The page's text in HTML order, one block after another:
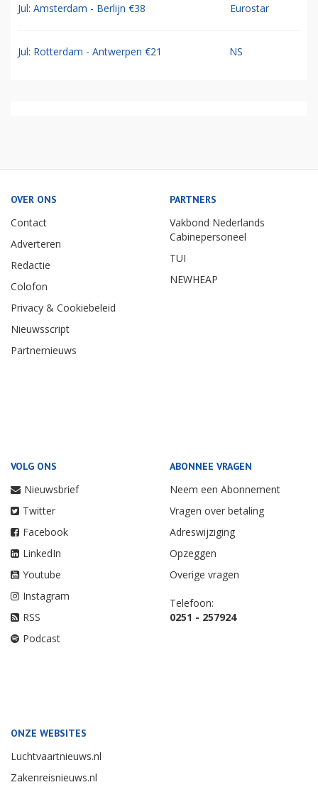
Jul: Amsterdam - Berlijn €38 Eurostar
Jul: Rotterdam - Antwerpen €21 NS
OVER ONS
Contact
Adverteren
Redactie
Colofon
Privacy & Cookiebeleid
Nieuwsscript
Partnernieuws
PARTNERS
Vakbond Nederlands
Cabinepersoneel
TUI
NEWHEAP
VOLG ONS
Nieuwsbrief
Twitter
Facebook
LinkedIn
Youtube
Instagram
RSS
Podcast
ABONNEE VRAGEN
Neem een Abonnement
Vragen over betaling
Adreswijziging
Opzeggen
Overige vragen
Telefoon:
0251 - 257924
ONZE WEBSITES
Luchtvaartnieuws.nl
Zakenreisnieuws.nl